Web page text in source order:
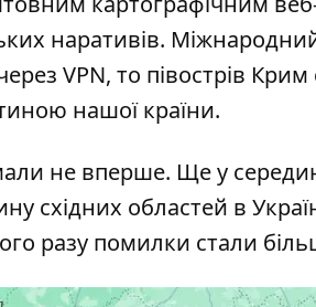
наративів.
VPN, то півострів Крим
нашої країни.
не вперше. Ще у
східних областей в
разу помилки стали